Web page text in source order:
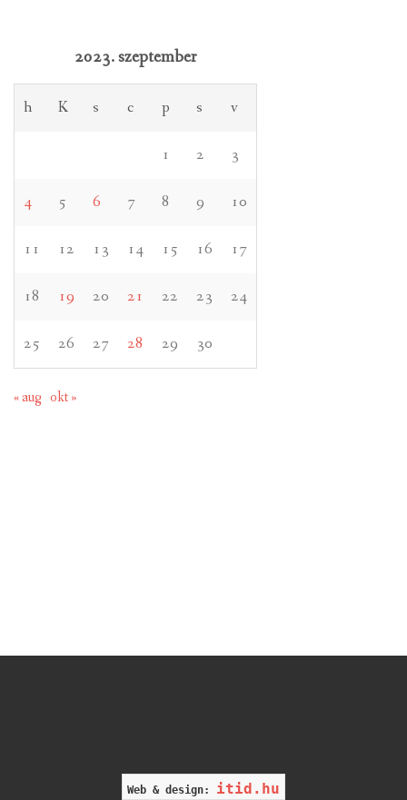
2023. szeptember
h K s c p s v
1 2 3
4 5 6 7 8 9 10
11 12 13 14 15 16 17
18 19 20 21 22 23 24
25 26 27 28 29 30
« aug okt »
Web & design: itid.hu